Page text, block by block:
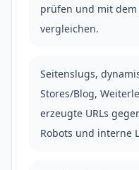
prüfen und mit
vergleichen.
Seitenslugs,
Stores/Blog,
erzeugte URLs
Robots und interne